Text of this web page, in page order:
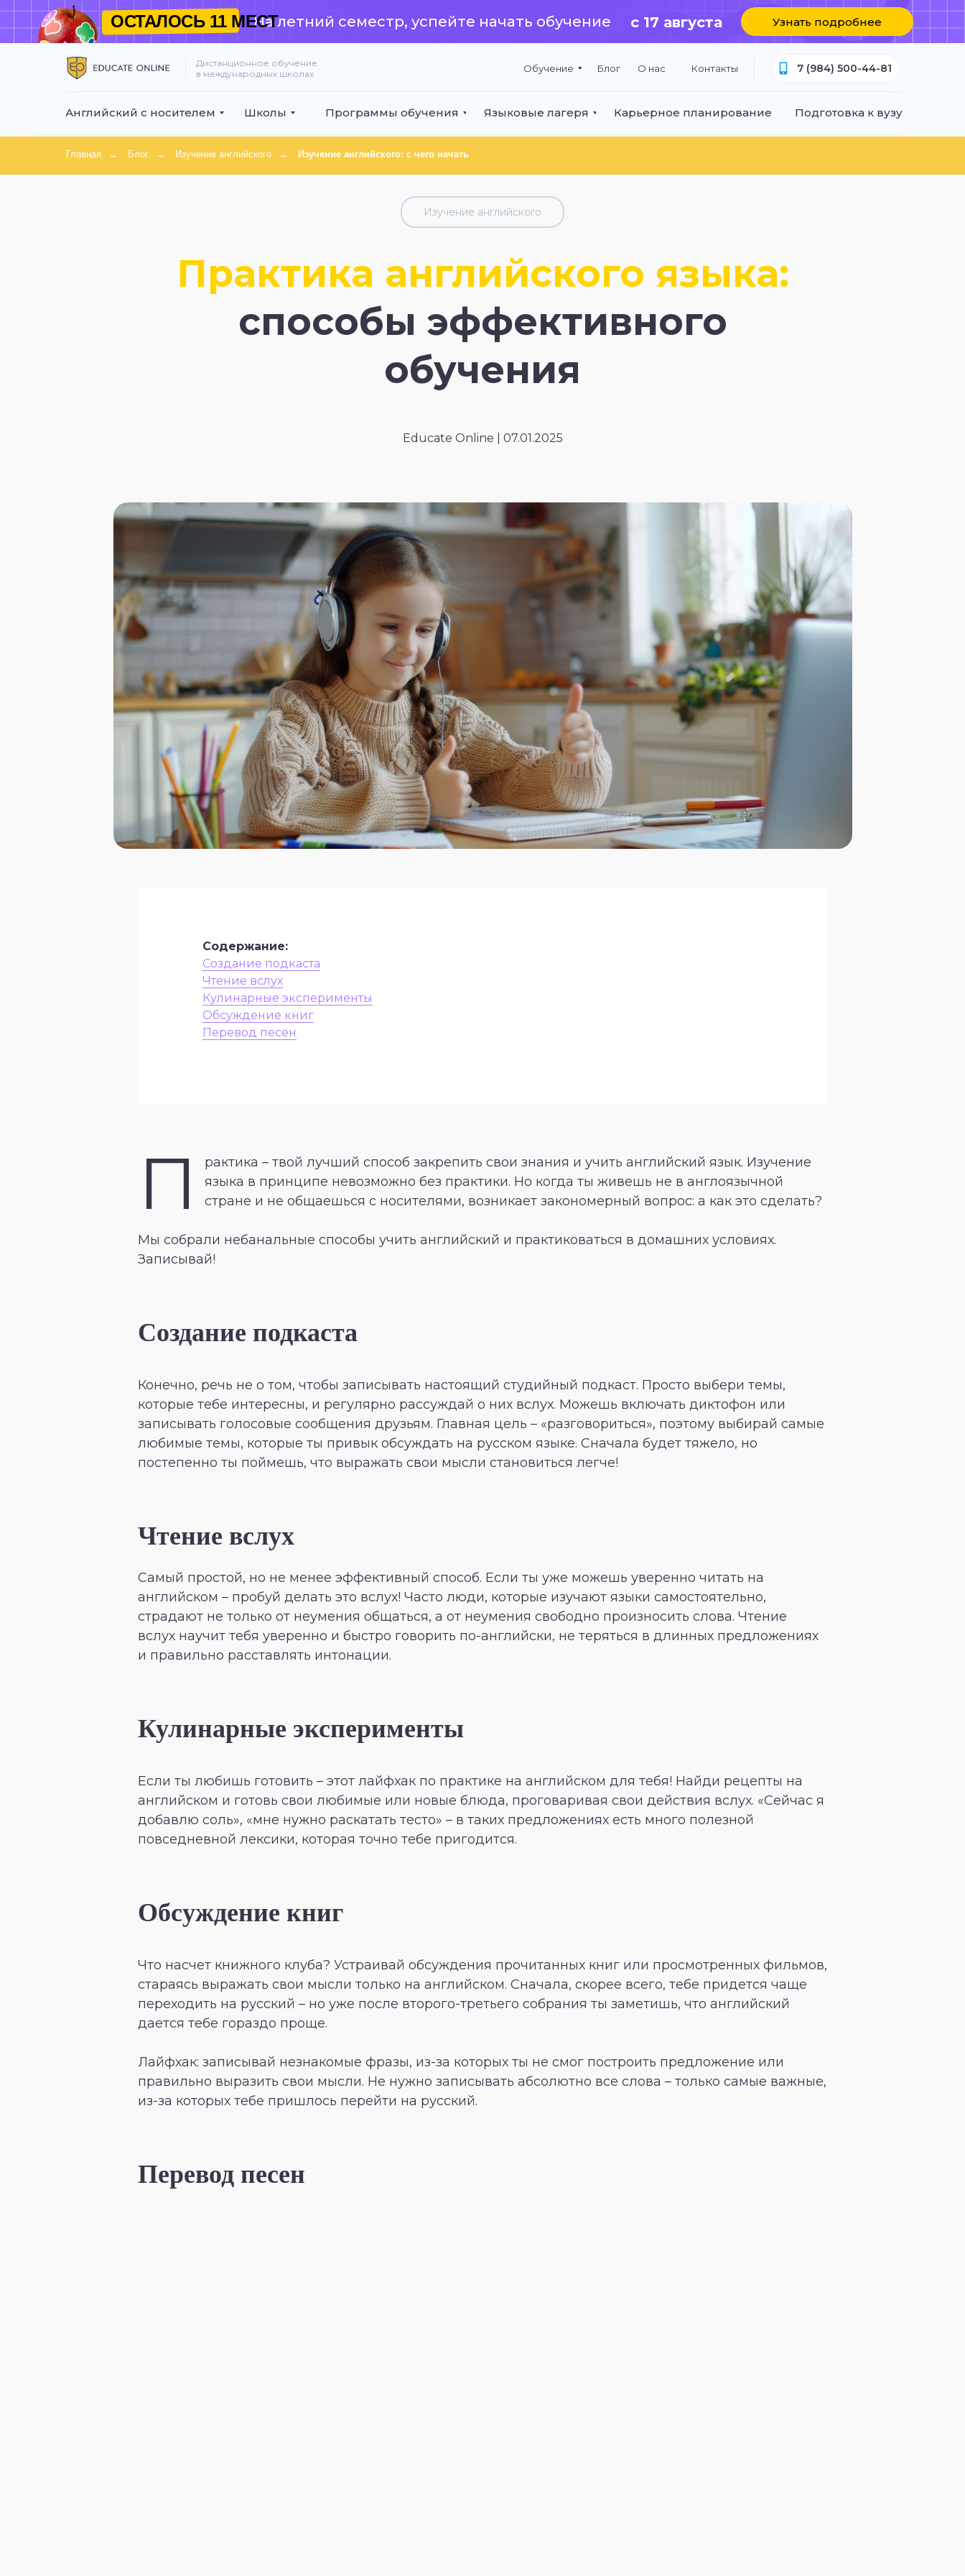
На летний семестр, успейте начать обучение
ОСТАЛОСЬ 11 МЕСТ с 17 августа Узнать подробнее
7 (984) 500-44-81
О нас Контакты
Английский с носителем Школы Языковые лагеря
Программы обучения Карьерное планирование Подготовка к вузу
Обучение Блог
Дистанционное обучение
в международных школах
Главная → Блог → Изучение английского → Изучение английского: с чего начать
Изучение английского
Практика английского языка:
способы эффективного
обучения
Educate Online | 07.01.2025
Содержание:
Создание подкаста
Чтение вслух
Кулинарные эксперименты
Обсуждение книг
Перевод песен
П
рактика – твой лучший способ закрепить свои знания и учить английский язык. Изучение
языка в принципе невозможно без практики. Но когда ты живешь не в англоязычной
стране и не общаешься с носителями, возникает закономерный вопрос: а как это сделать?
Мы собрали небанальные способы учить английский и практиковаться в домашних условиях.
Записывай!
Создание подкаста
Конечно, речь не о том, чтобы записывать настоящий студийный подкаст. Просто выбери темы,
которые тебе интересны, и регулярно рассуждай о них вслух. Можешь включать диктофон или
записывать голосовые сообщения друзьям. Главная цель – «разговориться», поэтому выбирай самые
любимые темы, которые ты привык обсуждать на русском языке. Сначала будет тяжело, но
постепенно ты поймешь, что выражать свои мысли становиться легче!
Чтение вслух
Самый простой, но не менее эффективный способ. Если ты уже можешь уверенно читать на
английском – пробуй делать это вслух! Часто люди, которые изучают языки самостоятельно,
страдают не только от неумения общаться, а от неумения свободно произносить слова. Чтение
вслух научит тебя уверенно и быстро говорить по-английски, не теряться в длинных предложениях
и правильно расставлять интонации.
Кулинарные эксперименты
Если ты любишь готовить – этот лайфхак по практике на английском для тебя! Найди рецепты на
английском и готовь свои любимые или новые блюда, проговаривая свои действия вслух. «Сейчас я
добавлю соль», «мне нужно раскатать тесто» – в таких предложениях есть много полезной
повседневной лексики, которая точно тебе пригодится.
Обсуждение книг
Что насчет книжного клуба? Устраивай обсуждения прочитанных книг или просмотренных фильмов,
стараясь выражать свои мысли только на английском. Сначала, скорее всего, тебе придется чаще
переходить на русский – но уже после второго-третьего собрания ты заметишь, что английский
дается тебе гораздо проще.
Лайфхак: записывай незнакомые фразы, из-за которых ты не смог построить предложение или
правильно выразить свои мысли. Не нужно записывать абсолютно все слова – только самые важные,
из-за которых тебе пришлось перейти на русский.
Перевод песен